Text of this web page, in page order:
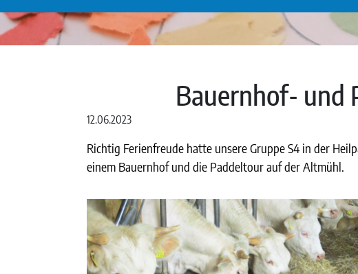
Bauernhof- und
12.06.2023
Richtig Ferienfreude hatte unsere Gruppe S4 in der
einem Bauernhof und die Paddeltour auf der Altmühl.